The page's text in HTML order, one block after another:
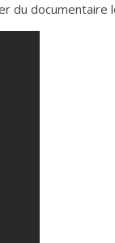
du